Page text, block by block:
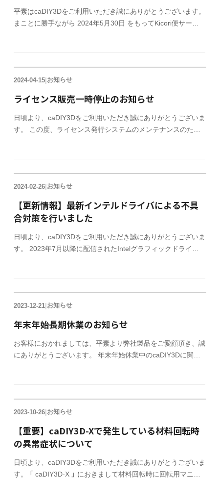
い。ライセンス購入
平素はcaDIY3Dをご利用いただき誠にありがとうございます。
まことに勝手ながら 2024年5月30日 をもってKicori便サービ
いう思いで開始しましたが、新型コロナの鎮静化、近年の輸送
費の高騰などを受け、ある程度の目的は達成できたと判断し、
サービスを終了することとしました。 皆様におかれましては
ご理解頂けますよう、宜しくお願い致します。
2024-04-15|お知らせ
ライセンス販売一時停止のお知らせ
日頃より、caDIY3Dをご利用いただき誠にありがとうございま
す。 この度、ライセンス発行システムのメンテナンスのた
くお願いいたします。
2024-02-26|お知らせ
【更新情報】最新インテルドライバによる不具
合対策を行いました
日頃より、caDIY3Dをご利用いただき誠にありがとうございま
す。 2023年7月以降に配信されたIntelグラフィックドライバ
つけることが難しく、調査、対応に時間が掛かりましたことを
心よりお詫び申し上げます。 現象が発生しているお客様は、
最新バージョン（caDIY3D-X Ver3.18.334）を上書きインストー
ル をして頂き、ご利用ください。 現象が無いお客様におかれ
ましては仕様的な変更点はございませんので インスト
2023-12-21|お知らせ
年末年始長期休業のお知らせ
お客様におかれましては、平素より弊社製品をご愛顧頂き、誠
にありがとうございます。 年末年始休業中のcaDIY3Dに関す
ットでのご購入は、休業中もライセンスキーを発行いたしま
す。 サポートについて 2023年12月29日（金） ～ 2023年1月8
日（月）の期間は休業致します。 休業中は、問い合わせに対す
る回答に関しましては対応できかねます。 休業中はオフィシ
ャルサイトの FAQ よくある質問 をご覧いただきますようお願
い申し上
2023-10-26|お知らせ
【重要】caDIY3D-Xで発生している材料回転時
の異常症状について
日頃より、caDIY3Dをご利用いただき誠にありがとうございま
す。 「 caDIY3D-X 」 におきまして材料回転時に回転用マニピ